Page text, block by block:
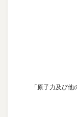
「原子力及び